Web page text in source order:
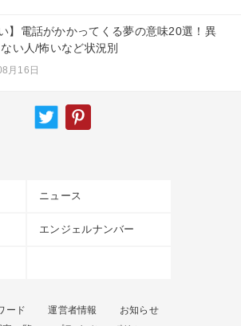
い】電話がかかってくる夢の意味20選！異
い人/怖いなど状況別
月16日
ニュース
エンジェルナンバー
ード 運営者情報
お知らせ